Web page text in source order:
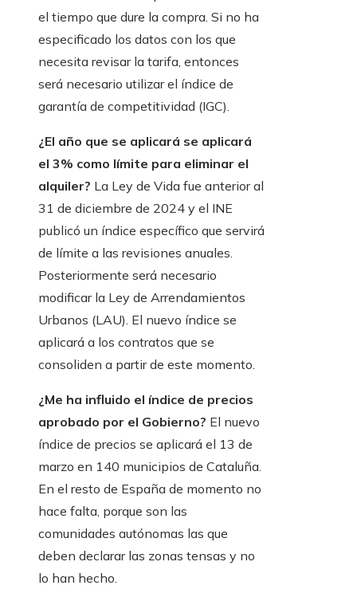
el tiempo que dure la compra. Si no ha
especificado los datos con los que
necesita revisar la tarifa, entonces
será necesario utilizar el índice de
garantía de competitividad (IGC).
¿El año que se aplicará se aplicará
el 3% como límite para eliminar el
alquiler? La Ley de Vida fue anterior al
31 de diciembre de 2024 y el INE
publicó un índice específico que servirá
de límite a las revisiones anuales.
Posteriormente será necesario
modificar la Ley de Arrendamientos
Urbanos (LAU). El nuevo índice se
aplicará a los contratos que se
consoliden a partir de este momento.
¿Me ha influido el índice de precios
aprobado por el Gobierno? El nuevo
índice de precios se aplicará el 13 de
marzo en 140 municipios de Cataluña.
En el resto de España de momento no
hace falta, porque son las
comunidades autónomas las que
deben declarar las zonas tensas y no
lo han hecho.